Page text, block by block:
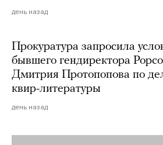
день назад
Прокуратура запросила
бывшего гендиректора
Дмитрия Протопопова по
квир-литературы
день назад